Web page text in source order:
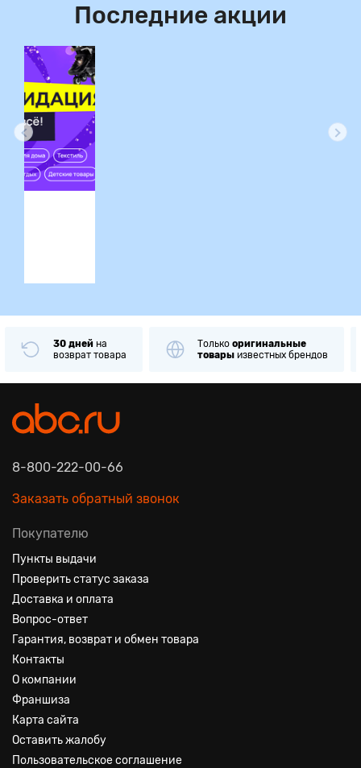
Последние акции
30 дней на
возврат товара
Только оригинальные
товары известных брендов
8-800-222-00-66
Заказать обратный звонок
Покупателю
Пункты выдачи
Проверить статус заказа
Доставка и оплата
Вопрос-ответ
Гарантия, возврат и обмен товара
Контакты
О компании
Франшиза
Карта сайта
Оставить жалобу
Пользовательское соглашение